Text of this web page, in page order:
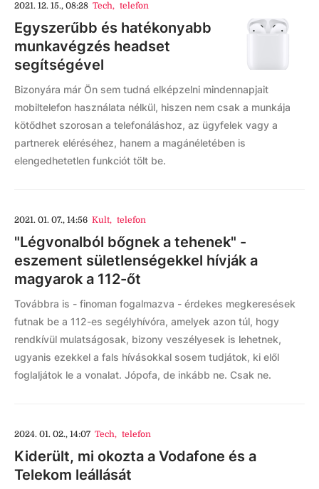
2021. 12. 15., 08:28 Tech, telefon
Egyszerűbb és hatékonyabb
munkavégzés headset
segítségével
Bizonyára már Ön sem tudná elképzelni mindennapjait
mobiltelefon használata nélkül, hiszen nem csak a munkája
kötődhet szorosan a telefonáláshoz, az ügyfelek vagy a
partnerek eléréséhez, hanem a magánéletében is
elengedhetetlen funkciót tölt be.
2021. 01. 07., 14:56 Kult, telefon
"Légvonalból bőgnek a tehenek" -
eszement sületlenségekkel hívják a
magyarok a 112-őt
Továbbra is - finoman fogalmazva - érdekes megkeresések
futnak be a 112-es segélyhívóra, amelyek azon túl, hogy
rendkívül mulatságosak, bizony veszélyesek is lehetnek,
ugyanis ezekkel a fals hívásokkal sosem tudjátok, ki elől
foglaljátok le a vonalat. Jópofa, de inkább ne. Csak ne.
2024. 01. 02., 14:07 Tech, telefon
Kiderült, mi okozta a Vodafone és a
Telekom leállását